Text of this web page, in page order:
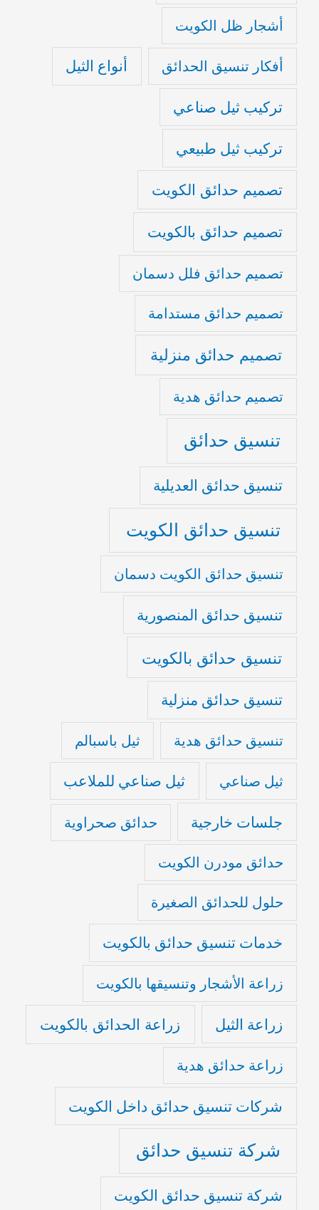
أشجار ظل الكويت
أفكار تنسيق الحدائق أنواع الثيل
تركيب ثيل صناعي
تركيب ثيل طبيعي
تصميم حدائق الكويت
تصميم حدائق بالكويت
تصميم حدائق فلل دسمان
تصميم حدائق مستدامة
تصميم حدائق منزلية
تصميم حدائق هدية
تنسيق حدائق
تنسيق حدائق العديلية
تنسيق حدائق الكويت
تنسيق حدائق الكويت دسمان
تنسيق حدائق المنصورية
تنسيق حدائق بالكويت
تنسيق حدائق منزلية
تنسيق حدائق هدية ثيل باسبالم
ثيل صناعي ثيل صناعي للملاعب
جلسات خارجية حدائق صحراوية
حدائق مودرن الكويت
حلول للحدائق الصغيرة
خدمات تنسيق حدائق بالكويت
زراعة الأشجار وتنسيقها بالكويت
زراعة الثيل زراعة الحدائق بالكويت
زراعة حدائق هدية
شركات تنسيق حدائق داخل الكويت
شركة تنسيق حدائق
شركة تنسيق حدائق الكويت